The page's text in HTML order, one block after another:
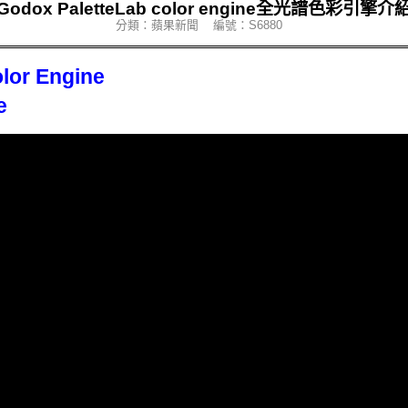
PaletteLab color engine全光譜色彩引擎介
分類：蘋果新聞 編號：S6880
Engine